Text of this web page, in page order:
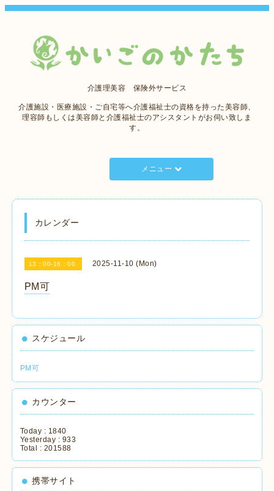
介護理美容 保険外サービス
介護施設・医療施設・ご自宅等へ介護福祉士の資格を持った美容師、
理容師もしくは美容師と介護福祉士のアシスタントがお伺い致しま
す。
メニュー
カレンダー
13：00-16：00 2025-11-10 (Mon)
PM可
スケジュール
PM可
カウンター
Today : 1840
Yesterday : 933
Total : 201588
携帯サイト